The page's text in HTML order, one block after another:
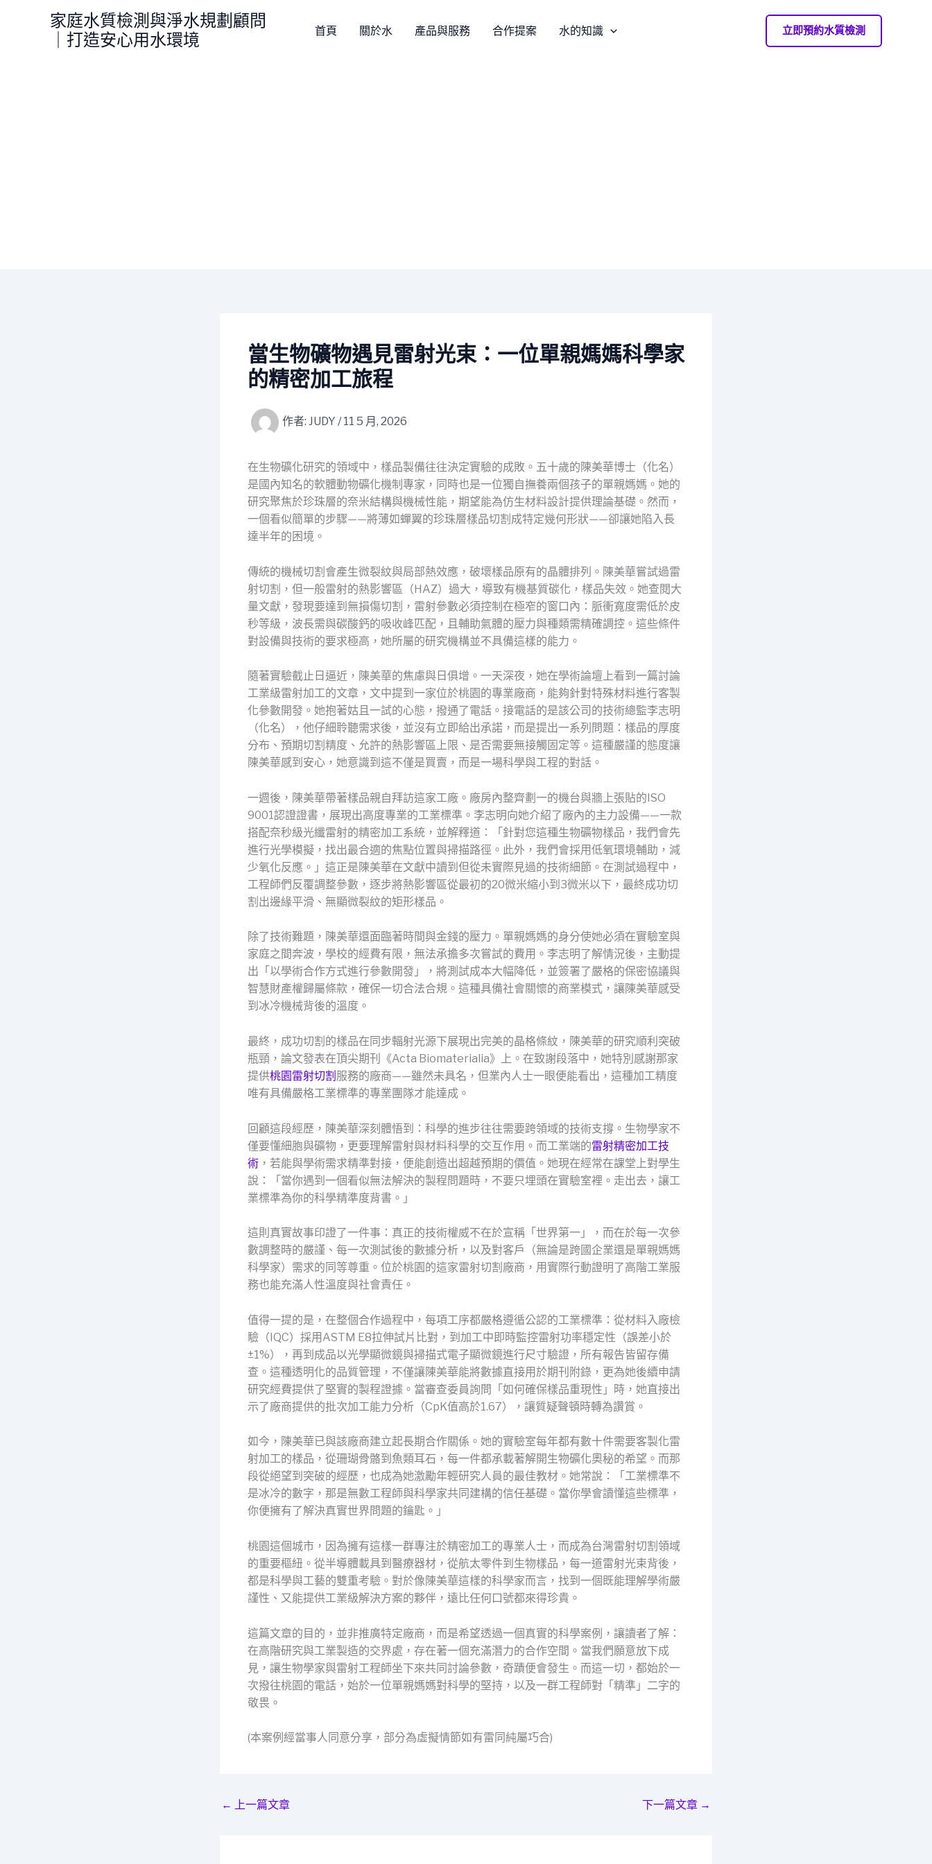
家庭水質檢測與淨水規劃顧問
｜打造安心用水環境
首頁 關於水 產品與服務 合作提案 水的知識 立即預約水質檢測
當生物礦物遇見雷射光束：一位單親媽媽科學家
的精密加工旅程
作者: JUDY /11 5 月, 2026
在生物礦化研究的領域中，樣品製備往往決定實驗的成敗。五十歲的陳美華博士（化名）
是國內知名的軟體動物礦化機制專家，同時也是一位獨自撫養兩個孩子的單親媽媽。她的
研究聚焦於珍珠層的奈米結構與機械性能，期望能為仿生材料設計提供理論基礎。然而，
一個看似簡單的步驟——將薄如蟬翼的珍珠層樣品切割成特定幾何形狀——卻讓她陷入長
達半年的困境。
傳統的機械切割會產生微裂紋與局部熱效應，破壞樣品原有的晶體排列。陳美華嘗試過雷
射切割，但一般雷射的熱影響區（HAZ）過大，導致有機基質碳化，樣品失效。她查閱大
量文獻，發現要達到無損傷切割，雷射參數必須控制在極窄的窗口內：脈衝寬度需低於皮
秒等級，波長需與碳酸鈣的吸收峰匹配，且輔助氣體的壓力與種類需精確調控。這些條件
對設備與技術的要求極高，她所屬的研究機構並不具備這樣的能力。
隨著實驗截止日逼近，陳美華的焦慮與日俱增。一天深夜，她在學術論壇上看到一篇討論
工業級雷射加工的文章，文中提到一家位於桃園的專業廠商，能夠針對特殊材料進行客製
化參數開發。她抱著姑且一試的心態，撥通了電話。接電話的是該公司的技術總監李志明
（化名），他仔細聆聽需求後，並沒有立即給出承諾，而是提出一系列問題：樣品的厚度
分布、預期切割精度、允許的熱影響區上限、是否需要無接觸固定等。這種嚴謹的態度讓
陳美華感到安心，她意識到這不僅是買賣，而是一場科學與工程的對話。
一週後，陳美華帶著樣品親自拜訪這家工廠。廠房內整齊劃一的機台與牆上張貼的ISO
9001認證證書，展現出高度專業的工業標準。李志明向她介紹了廠內的主力設備——一款
搭配奈秒級光纖雷射的精密加工系統，並解釋道：「針對您這種生物礦物樣品，我們會先
進行光學模擬，找出最合適的焦點位置與掃描路徑。此外，我們會採用低氧環境輔助，減
少氧化反應。」這正是陳美華在文獻中讀到但從未實際見過的技術細節。在測試過程中，
工程師們反覆調整參數，逐步將熱影響區從最初的20微米縮小到3微米以下，最終成功切
割出邊緣平滑、無顯微裂紋的矩形樣品。
除了技術難題，陳美華還面臨著時間與金錢的壓力。單親媽媽的身分使她必須在實驗室與
家庭之間奔波，學校的經費有限，無法承擔多次嘗試的費用。李志明了解情況後，主動提
出「以學術合作方式進行參數開發」，將測試成本大幅降低，並簽署了嚴格的保密協議與
智慧財產權歸屬條款，確保一切合法合規。這種具備社會關懷的商業模式，讓陳美華感受
到冰冷機械背後的溫度。
最終，成功切割的樣品在同步輻射光源下展現出完美的晶格條紋，陳美華的研究順利突破
瓶頸，論文發表在頂尖期刊《Acta Biomaterialia》上。在致謝段落中，她特別感謝那家
提供桃園雷射切割 服務的廠商——雖然未具名，但業內人士一眼便能看出，這種加工精度
唯有具備嚴格工業標準的專業團隊才能達成。
回顧這段經歷，陳美華深刻體悟到：科學的進步往往需要跨領域的技術支撐。生物學家不
僅要懂細胞與礦物，更要理解雷射與材料科學的交互作用。而工業端的雷射精密加工技
術 ，若能與學術需求精準對接，便能創造出超越預期的價值。她現在經常在課堂上對學生
說：「當你遇到一個看似無法解決的製程問題時，不要只埋頭在實驗室裡。走出去，讓工
業標準為你的科學精準度背書。」
這則真實故事印證了一件事：真正的技術權威不在於宣稱「世界第一」，而在於每一次參
數調整時的嚴謹、每一次測試後的數據分析，以及對客戶（無論是跨國企業還是單親媽媽
科學家）需求的同等尊重。位於桃園的這家雷射切割廠商，用實際行動證明了高階工業服
務也能充滿人性溫度與社會責任。
值得一提的是，在整個合作過程中，每項工序都嚴格遵循公認的工業標準：從材料入廠檢
驗（IQC）採用ASTM E8拉伸試片比對，到加工中即時監控雷射功率穩定性（誤差小於
±1%），再到成品以光學顯微鏡與掃描式電子顯微鏡進行尺寸驗證，所有報告皆留存備
查。這種透明化的品質管理，不僅讓陳美華能將數據直接用於期刊附錄，更為她後續申請
研究經費提供了堅實的製程證據。當審查委員詢問「如何確保樣品重現性」時，她直接出
示了廠商提供的批次加工能力分析（CpK值高於1.67），讓質疑聲頓時轉為讚賞。
如今，陳美華已與該廠商建立起長期合作關係。她的實驗室每年都有數十件需要客製化雷
射加工的樣品，從珊瑚骨骼到魚類耳石，每一件都承載著解開生物礦化奧秘的希望。而那
段從絕望到突破的經歷，也成為她激勵年輕研究人員的最佳教材。她常說：「工業標準不
是冰冷的數字，那是無數工程師與科學家共同建構的信任基礎。當你學會讀懂這些標準，
你便擁有了解決真實世界問題的鑰匙。」
桃園這個城市，因為擁有這樣一群專注於精密加工的專業人士，而成為台灣雷射切割領域
的重要樞紐。從半導體載具到醫療器材，從航太零件到生物樣品，每一道雷射光束背後，
都是科學與工藝的雙重考驗。對於像陳美華這樣的科學家而言，找到一個既能理解學術嚴
謹性、又能提供工業級解決方案的夥伴，遠比任何口號都來得珍貴。
這篇文章的目的，並非推廣特定廠商，而是希望透過一個真實的科學案例，讓讀者了解：
在高階研究與工業製造的交界處，存在著一個充滿潛力的合作空間。當我們願意放下成
見，讓生物學家與雷射工程師坐下來共同討論參數，奇蹟便會發生。而這一切，都始於一
次撥往桃園的電話，始於一位單親媽媽對科學的堅持，以及一群工程師對「精準」二字的
敬畏。
(本案例經當事人同意分享，部分為虛擬情節如有雷同純屬巧合)
← 上一篇文章 下一篇文章 →